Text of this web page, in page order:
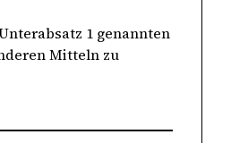
1 genannten
Mitteln zu